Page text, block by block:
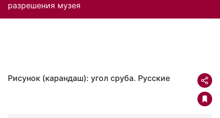
разрешения музея
Рисунок (карандаш): угол сруба. Русские